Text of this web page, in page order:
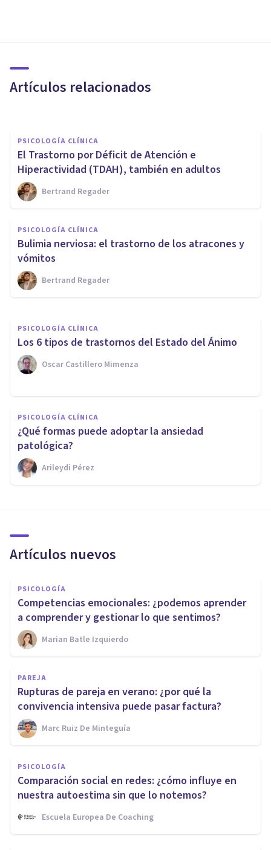
Artículos relacionados
este sentimiento
PSICOLOGÍA CLÍNICA
El Trastorno por Déficit de Atención e
Hiperactividad (TDAH), también en adultos
Bertrand Regader
PSICOLOGÍA CLÍNICA
Bulimia nerviosa: el trastorno de los atracones y
vómitos
Bertrand Regader
PSICOLOGÍA CLÍNICA
Hiperprosexia: síntomas y
tratamiento de este trastorno
atencional
Oscar Castillero Mimenza
PSICOLOGÍA CLÍNICA
Los 6 tipos de trastornos del Estado del Ánimo
Oscar Castillero Mimenza
PSICOLOGÍA CLÍNICA
¿Qué formas puede adoptar la ansiedad
patológica?
Arileydi Pérez
Artículos nuevos
PSICOLOGÍA
Competencias emocionales: ¿podemos aprender
a comprender y gestionar lo que sentimos?
Marian Batle Izquierdo
PAREJA
Rupturas de pareja en verano: ¿por qué la
convivencia intensiva puede pasar factura?
Marc Ruiz De Minteguía
PSICOLOGÍA
Comparación social en redes: ¿cómo influye en
nuestra autoestima sin que lo notemos?
Escuela Europea De Coaching